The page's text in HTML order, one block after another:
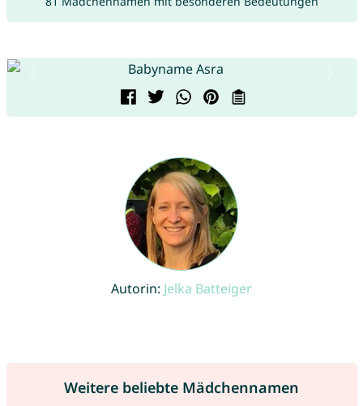
Autorin: Jelka Batteiger
Weitere beliebte Mädchennamen